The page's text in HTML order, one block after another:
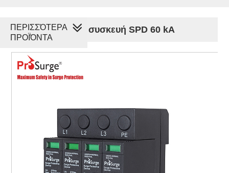
Προστατευτική συσκευή SPD 60 kA
ΠΕΡΙΣΣΌΤΕΡΑ
ΠΡΟΪΌΝΤΑ